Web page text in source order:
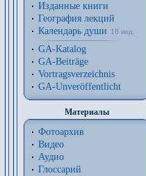
Изданные книги
География лекций
Календарь души
18 нед.
GA-Katalog
GA-Beiträge
Vortragsverzeichnis
GA-Unveröffentlicht
Материалы
Фотоархив
Видео
Аудио
Глоссарий